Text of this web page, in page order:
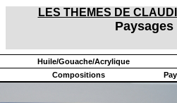
LES THEMES DE
Paysages
Huile/Gouache/Acrylique
Compositions